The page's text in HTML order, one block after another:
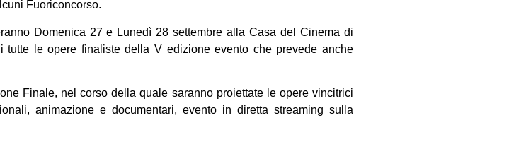
Fuoriconcorso.
Domenica 27 e Lunedì 28 settembre alla Casa del Cinema di
tutte le opere finaliste della V edizione evento che prevede anche
Finale, nel corso della quale saranno proiettate le opere vincitrici
animazione e documentari, evento in diretta streaming sulla